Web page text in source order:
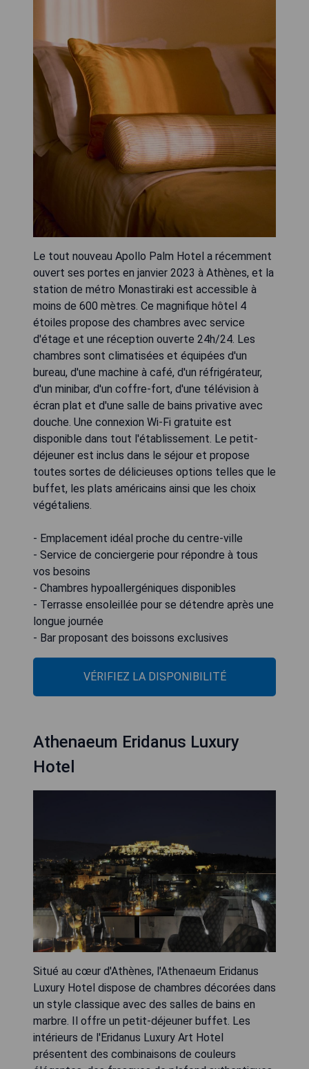
Le tout nouveau Apollo Palm Hotel a récemment
ouvert ses portes en janvier 2023 à Athènes, et la
station de métro Monastiraki est accessible à
moins de 600 mètres. Ce magnifique hôtel 4
étoiles propose des chambres avec service
d'étage et une réception ouverte 24h/24. Les
chambres sont climatisées et équipées d'un
bureau, d'une machine à café, d'un réfrigérateur,
d'un minibar, d'un coffre-fort, d'une télévision à
écran plat et d'une salle de bains privative avec
douche. Une connexion Wi-Fi gratuite est
disponible dans tout l'établissement. Le petit-
déjeuner est inclus dans le séjour et propose
toutes sortes de délicieuses options telles que le
buffet, les plats américains ainsi que les choix
végétaliens.
- Emplacement idéal proche du centre-ville
- Service de conciergerie pour répondre à tous
vos besoins
- Chambres hypoallergéniques disponibles
- Terrasse ensoleillée pour se détendre après une
longue journée
- Bar proposant des boissons exclusives
VÉRIFIEZ LA DISPONIBILITÉ
Athenaeum Eridanus Luxury
Hotel
Situé au cœur d'Athènes, l'Athenaeum Eridanus
Luxury Hotel dispose de chambres décorées dans
un style classique avec des salles de bains en
marbre. Il offre un petit-déjeuner buffet. Les
intérieurs de l'Eridanus Luxury Art Hotel
présentent des combinaisons de couleurs